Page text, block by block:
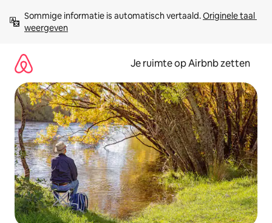
direct
naar
Sommige informatie is automatisch vertaald. Originele taal
weergeven
Je ruimte op Airbnb zetten